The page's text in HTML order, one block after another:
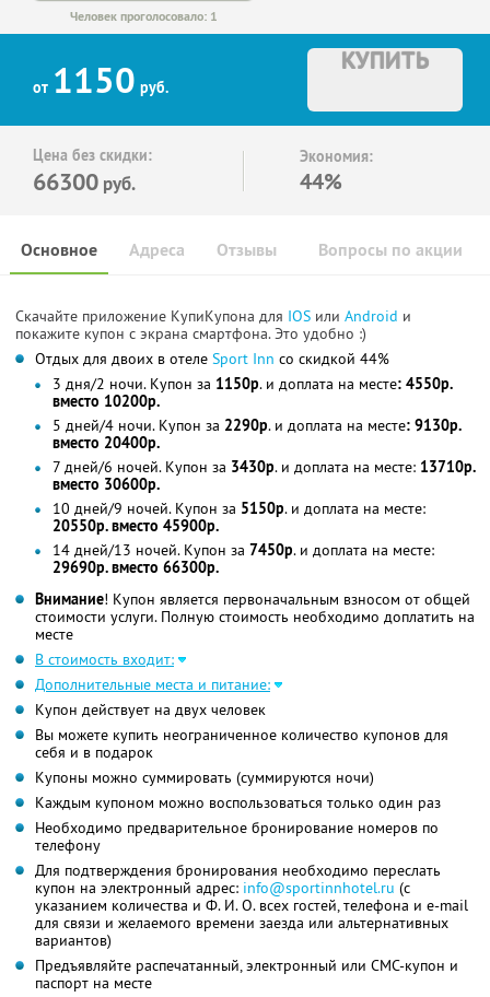
Человек проголосовало: 1
от 1150 руб.
КУПИТЬ
Цена без скидки:
66300 руб.
Экономия:
44%
Основное Отзывы Вопросы по акции
Адреса
Скачайте приложение КупиКупона для IOS или Android и
покажите купон с экрана смартфона. Это удобно :)
Отдых для двоих в отеле Sport Inn со скидкой 44%
3 дня/2 ночи. Купон за 1150р. и доплата на месте: 4550р.
вместо 10200р.
5 дней/4 ночи. Купон за 2290р. и доплата на месте: 9130р.
вместо 20400р.
7 дней/6 ночей. Купон за 3430р. и доплата на месте: 13710р.
вместо 30600р.
10 дней/9 ночей. Купон за 5150р. и доплата на месте:
20550р. вместо 45900р.
14 дней/13 ночей. Купон за 7450р. и доплата на месте:
29690р. вместо 66300р.
Внимание! Купон является первоначальным взносом от общей
стоимости услуги. Полную стоимость необходимо доплатить на
месте
В стоимость входит:
Дополнительные места и питание:
Купон действует на двух человек
Вы можете купить неограниченное количество купонов для
себя и в подарок
Купоны можно суммировать (суммируются ночи)
Каждым купоном можно воспользоваться только один раз
Необходимо предварительное бронирование номеров по
телефону
Для подтверждения бронирования необходимо переслать
купон на электронный адрес: info@sportinnhotel.ru (с
указанием количества и Ф. И. О. всех гостей, телефона и e-mail
для связи и желаемого времени заезда или альтернативных
вариантов)
Предъявляйте распечатанный, электронный или СМС-купон и
паспорт на месте